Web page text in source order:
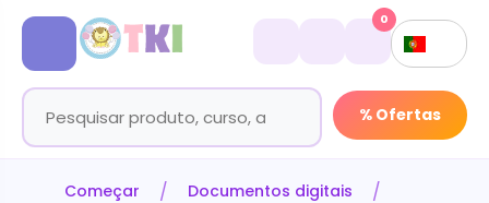
% Ofertas
0
Começar
Documentos digitais